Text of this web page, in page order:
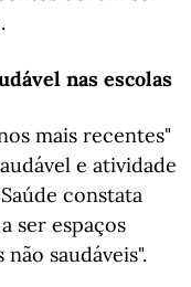
nas escolas
mais recentes"
e atividade
constata
ser espaços
saudáveis".